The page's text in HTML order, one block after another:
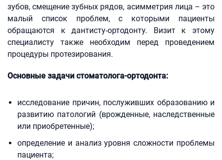
зубов, смещение зубных рядов, асимметрия лица – это
малый список проблем, с которыми пациенты
обращаются к дантисту-ортодонту. Визит к этому
специалисту также необходим перед проведением
процедуры протезирования.
Основные задачи стоматолога-ортодонта:
исследование причин, послуживших образованию и
развитию патологий (врожденные, наследственные
или приобретенные);
определение и анализ уровня сложности проблемы
пациента;